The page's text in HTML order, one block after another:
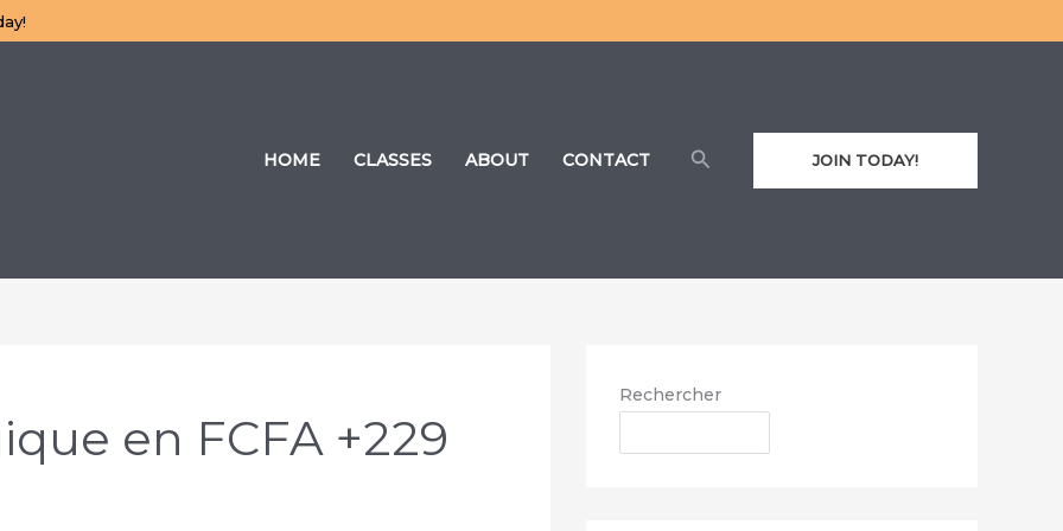
HOME CLASSES ABOUT CONTACT RechercherJOIN TODAY!
en FCFA +229
Rechercher